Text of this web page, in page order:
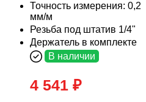
Точность измерения: 0,2
мм/м
Резьба под штатив 1/4"
Держатель в комплекте
В наличии
4 541 ₽